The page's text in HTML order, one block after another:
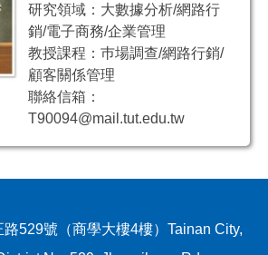
研究領域：大數據分析/網路行
銷/電子商務/企業管理
教授課程：巿場調查/網路行銷/
顧客關係管理
聯絡信箱：
T90094@mail.tut.edu.tw
529號（商學大樓4樓）Tainan City,